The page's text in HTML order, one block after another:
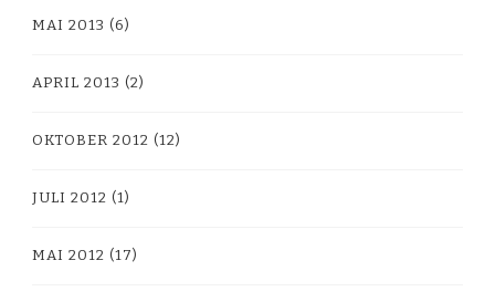
MAI 2013 (6)
APRIL 2013 (2)
OKTOBER 2012 (12)
JULI 2012 (1)
MAI 2012 (17)